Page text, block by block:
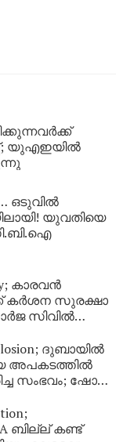
യുഎഇയിൽ
ഒടുവിൽ
യുവതിയെ
കാരവൻ
കർശന സുരക്ഷാ
സിവിൽ
ദുബായിൽ
അപകടത്തിൽ
സംഭവം; ഷോറൂം
ബില്ല് കണ്ട്